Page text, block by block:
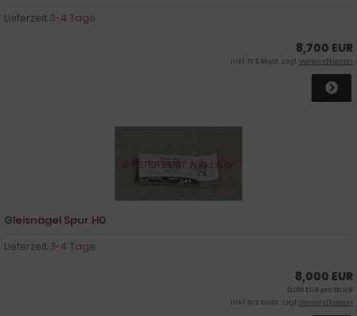
Lieferzeit:3-4 Tage
8,700 EUR
inkl. 19 % MwSt. zzgl.Versandkosten
Gleisnägel Spur H0
Lieferzeit:3-4 Tage
8,000 EUR
0,016 EUR pro Stück
inkl. 19 % MwSt. zzgl.Versandkosten